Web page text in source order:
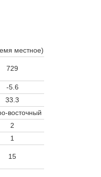
местное)
729
-5.6
33.3
восточный
2
1
15